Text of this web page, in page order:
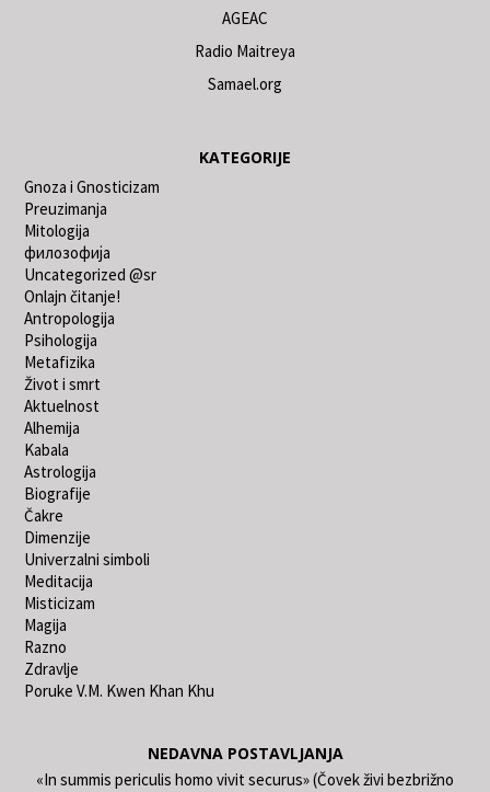
AGEAC
Radio Maitreya
Samael.org
KATEGORIJE
Gnoza i Gnosticizam
Preuzimanja
Mitologija
филозофија
Uncategorized @sr
Onlajn čitanje!
Antropologija
Psihologija
Metafizika
Život i smrt
Aktuelnost
Alhemija
Kabala
Astrologija
Biografije
Čakre
Dimenzije
Univerzalni simboli
Meditacija
Misticizam
Magija
Razno
Zdravlje
Poruke V.M. Kwen Khan Khu
NEDAVNA POSTAVLJANJA
«In summis periculis homo vivit securus» (Čovek živi bezbrižno